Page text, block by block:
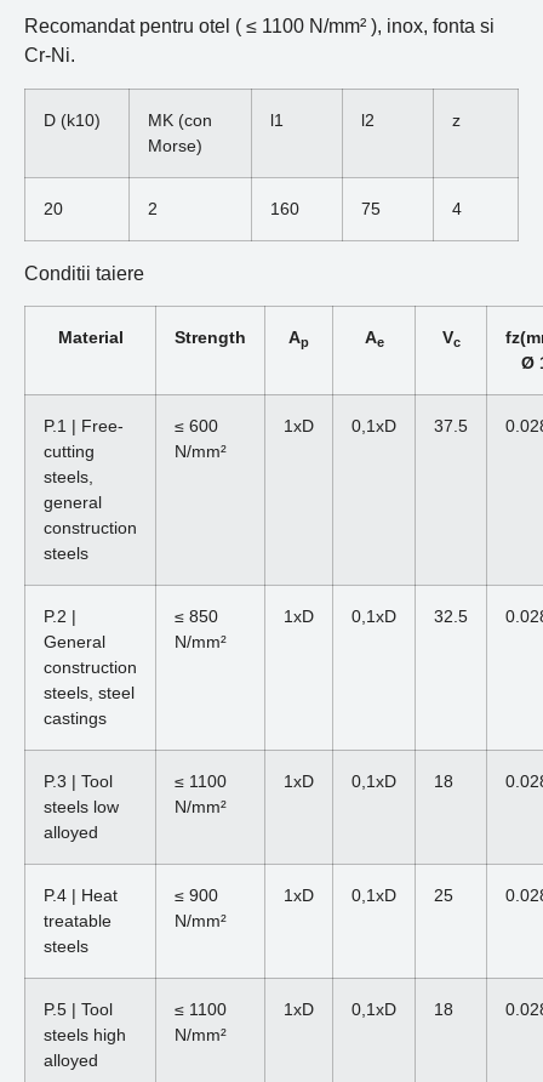
Recomandat pentru otel ( ≤ 1100 N/mm² ), inox, fonta si
Cr-Ni.
D (k10)
MK (con
Morse)
l1 l2 z
20 2 160 75 4
Conditii taiere
Material Strength Ap Ae Vc
Ø
P.1 | Free-
cutting
steels,
general
construction
steels
≤ 600
N/mm²
1xD 0,1xD 37.5
P.2 |
General
construction
steels, steel
castings
≤ 850
N/mm²
1xD 0,1xD 32.5
P.3 | Tool
steels low
alloyed
≤ 1100
N/mm²
1xD 0,1xD 18
P.4 | Heat
treatable
steels
≤ 900
N/mm²
1xD 0,1xD 25
P.5 | Tool
steels high
alloyed
≤ 1100
N/mm²
1xD 0,1xD 18